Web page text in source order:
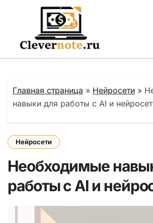
содержанию
Главная страница » Нейросети »
навыки для работы с AI и
Нейросети
Необходимые
работы с AI и